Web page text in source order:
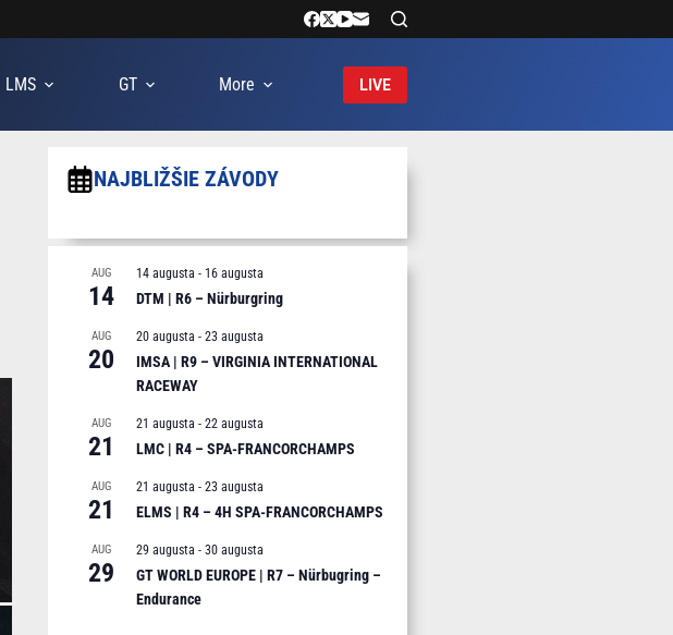
LMS GT More LIVE
NAJBLIŽŠIE ZÁVODY
AUG
14
14 augusta - 16 augusta
DTM | R6 – Nürburgring
AUG
20
20 augusta - 23 augusta
IMSA | R9 – VIRGINIA INTERNATIONAL
RACEWAY
AUG
21
21 augusta - 22 augusta
LMC | R4 – SPA-FRANCORCHAMPS
AUG
21
21 augusta - 23 augusta
ELMS | R4 – 4H SPA-FRANCORCHAMPS
AUG
29
29 augusta - 30 augusta
GT WORLD EUROPE | R7 – Nürbugring –
Endurance